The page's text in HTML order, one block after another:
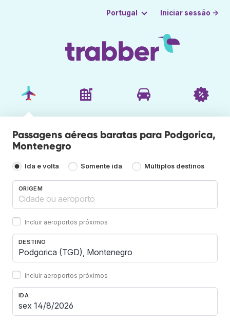
Portugal Iniciar sessão →
Passagens aéreas baratas para Podgorica,
Montenegro
Ida e volta Somente ida Múltiplos destinos
ORIGEM
Incluir aeroportos próximos
DESTINO
Incluir aeroportos próximos
IDA